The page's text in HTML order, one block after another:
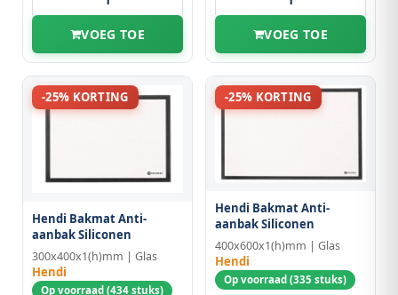
VOEG TOE VOEG TOE
-25% KORTING
Hendi Bakmat Anti-
aanbak Siliconen
300x400x1(h)mm | Glas
Hendi
Op voorraad (434 stuks)
-25% KORTING
Hendi Bakmat Anti-
aanbak Siliconen
400x600x1(h)mm | Glas
Hendi
Op voorraad (335 stuks)